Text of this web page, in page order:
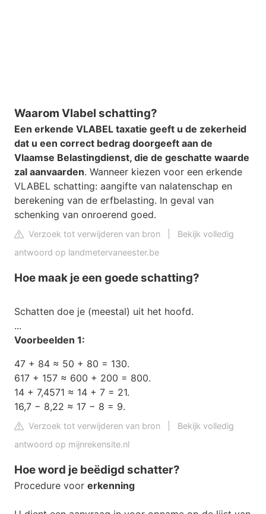
Waarom Vlabel schatting?
Een erkende VLABEL taxatie geeft u de zekerheid
dat u een correct bedrag doorgeeft aan de
Vlaamse Belastingdienst, die de geschatte waarde
zal aanvaarden. Wanneer kiezen voor een erkende
VLABEL schatting: aangifte van nalatenschap en
berekening van de erfbelasting. In geval van
schenking van onroerend goed.
Verzoek tot verwijderen van bron
Bekijk volledig
antwoord op landmetervaneester.be
Hoe maak je een goede schatting?
Schatten doe je (meestal) uit het hoofd.
...
Voorbeelden 1:
47 + 84 ≈ 50 + 80 = 130.
617 + 157 ≈ 600 + 200 = 800.
14 + 7,4571 ≈ 14 + 7 = 21.
16,7 − 8,22 ≈ 17 − 8 = 9.
Verzoek tot verwijderen van bron
Bekijk volledig
antwoord op mijnrekensite.nl
Hoe word je beëdigd schatter?
Procedure voor erkenning